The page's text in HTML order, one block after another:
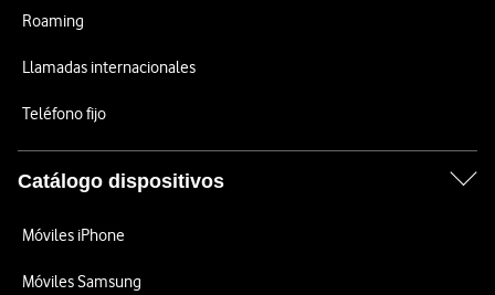
Roaming
Llamadas internacionales
Teléfono fijo
Catálogo dispositivos
Móviles iPhone
Móviles Samsung